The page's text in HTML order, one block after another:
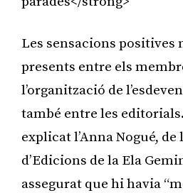
Les sensacions positives
presents entre els
l’organització de
també entre les
explicat l’Anna Nogué, de
d’Edicions de la Ela
assegurat que hi havia